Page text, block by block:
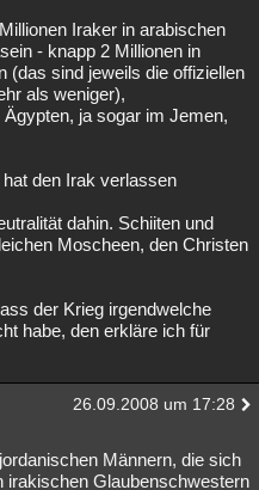
Iraker in arabischen
- knapp 2 Millionen in
(das sind jeweils die offiziellen
als weniger),
ja sogar im Jemen,
den Irak verlassen
dahin. Schiiten und
Moscheen, den Christen
der Krieg irgendwelche
habe, den erkläre ich für
26.09.2008 um 17:28
Männern, die sich
irakischen Glaubenschwestern